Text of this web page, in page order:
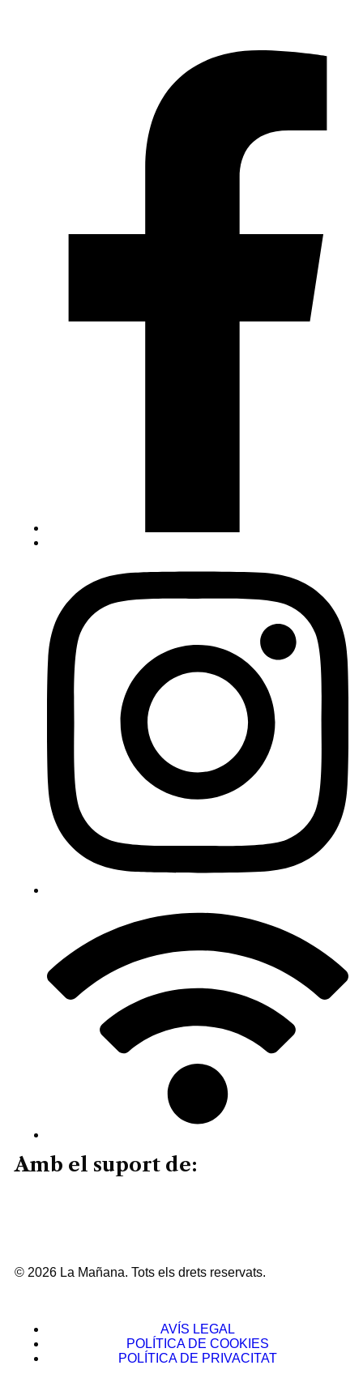
Amb el suport de:
© 2026 La Mañana. Tots els drets reservats.
AVÍS LEGAL
POLÍTICA DE COOKIES
POLÍTICA DE PRIVACITAT